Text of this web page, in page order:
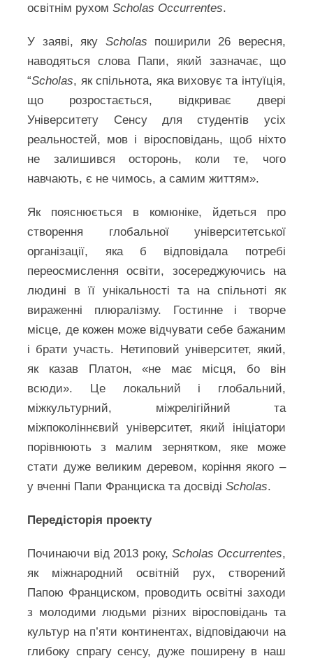
освітнім рухомScholas Occurrentes.
У заяві, яку Scholas поширили 26 вересня,
наводяться слова Папи, який зазначає, що
“Scholas, як спільнота, яка виховує та інтуїція,
що розростається, відкриває двері
Університету Сенсу для студентів усіх
реальностей, мов і віросповідань, щоб ніхто
не залишився осторонь, коли те, чого
навчають, є не чимось, а самим життям».
Як пояснюється в комюніке, йдеться про
створення глобальної університетської
організації, яка б відповідала потребі
переосмислення освіти, зосереджуючись на
людині в її унікальності та на спільноті як
вираженні плюралізму. Гостинне і творче
місце, де кожен може відчувати себе бажаним
і брати участь. Нетиповий університет, який,
як казав Платон, «не має місця, бо він
всюди». Це локальний і глобальний,
міжкультурний, міжрелігійний та
міжпоколіннєвий університет, який ініціатори
порівнюють з малим зернятком, яке може
стати дуже великим деревом, коріння якого –
у вченні Папи Франциска та досвідіScholas.
Передісторія проекту
Починаючи від 2013 року, Scholas Occurrentes,
як міжнародний освітній рух, створений
Папою Франциском, проводить освітні заходи
з молодими людьми різних віросповідань та
культур на п’яти континентах, відповідаючи на
глибоку спрагу сенсу, дуже поширену в наш